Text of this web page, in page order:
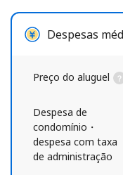
Despesas
Preço do aluguel
Despesa de
condomínio・
despesa com taxa
de administração